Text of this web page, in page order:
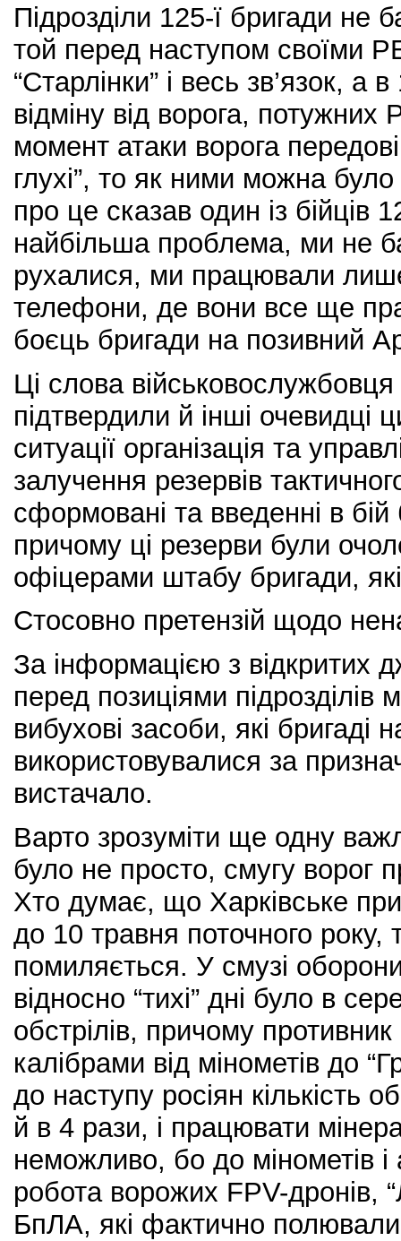
Підрозділи 125-ї бригади не
той перед наступом своїми
“Старлінки” і весь зв’язок, а
відміну від ворога,
момент атаки ворога передові
глухі”, то як ними можна
про це сказав один із бійців
найбільша проблема, ми не
рухалися, ми працювали
телефони, де вони все ще
боєць бригади на позивний
Ці слова
підтвердили й інші очевидці
ситуації організація та
залучення резервів
сформовані та введенні в
причому ці резерви були
офіцерами штабу бригади,
Стосовно претензій щодо
За інформацією з відкритих
перед позиціями підрозділів
вибухові засоби, які бригаді
використовувалися за
вистачало.
Варто зрозуміти ще одну
було не просто, смугу ворог
Хто думає, що Харківське
до 10 травня поточного року,
помиляється. У смузі
відносно “тихі” дні було в
обстрілів, причому
калібрами від мінометів до
до наступу росіян кількість
й в 4 рази, і працювати
неможливо, бо до мінометів
робота ворожих FPV-дронів,
БпЛА, які фактично